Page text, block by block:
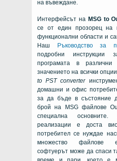
на въвеждане.
Интерфейсът на MSG to
се от един прозорец на
функционални области и
Наш
Ръководство за
подробни инструкции
програмата в
значението на всички
to PST converter
домашни и офис
за да бъде в състояние
брой на
MSGфайлове
специална
реализации е доста
потребител се нуждае
множество файлове
софтуерът може да спаси